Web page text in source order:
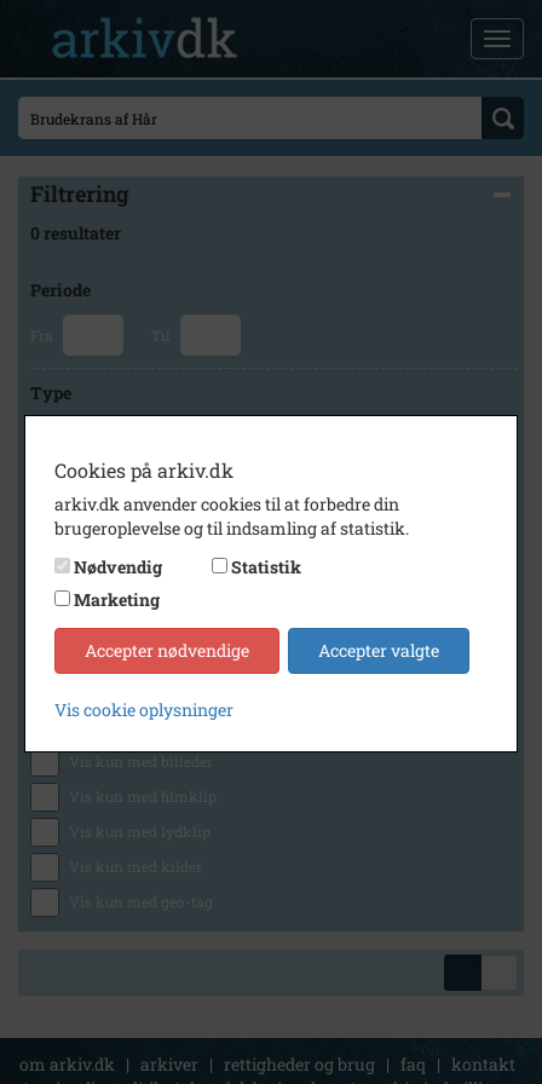
Filtrering
0 resultater
Periode
Fra Til
Type
Arkiv
Lokalhistorisk Forening for Skævinge og Omegn
Generelt
Vis kun med billeder
Vis kun med filmklip
Vis kun med lydklip
Vis kun med kilder
Vis kun med geo-tag
om arkiv.dk | arkiver | rettigheder og brug | faq | kontakt
Cookies på arkiv.dk
arkiv.dk anvender cookies til at forbedre din
brugeroplevelse og til indsamling af statistik.
Nødvendig
Statistik
Marketing
Accepter nødvendige Accepter valgte
Vis cookie oplysninger